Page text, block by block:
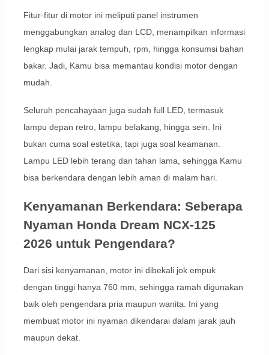
Fitur-fitur di motor ini meliputi panel instrumen
menggabungkan analog dan LCD, menampilkan informasi
lengkap mulai jarak tempuh, rpm, hingga konsumsi bahan
bakar. Jadi, Kamu bisa memantau kondisi motor dengan
mudah.
Seluruh pencahayaan juga sudah full LED, termasuk
lampu depan retro, lampu belakang, hingga sein. Ini
bukan cuma soal estetika, tapi juga soal keamanan.
Lampu LED lebih terang dan tahan lama, sehingga Kamu
bisa berkendara dengan lebih aman di malam hari.
Kenyamanan Berkendara: Seberapa
Nyaman Honda Dream NCX-125
2026 untuk Pengendara?
Dari sisi kenyamanan, motor ini dibekali jok empuk
dengan tinggi hanya 760 mm, sehingga ramah digunakan
baik oleh pengendara pria maupun wanita. Ini yang
membuat motor ini nyaman dikendarai dalam jarak jauh
maupun dekat.